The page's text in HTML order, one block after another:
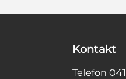
Kontakt
Telefon